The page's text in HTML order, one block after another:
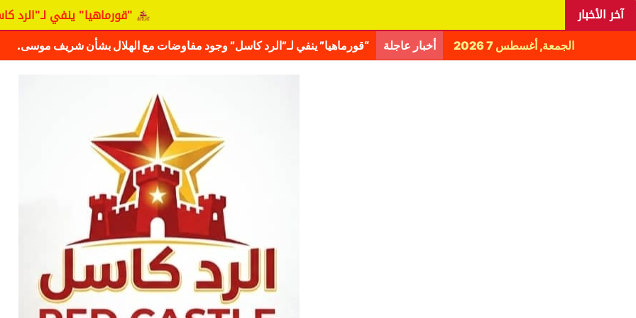
آخر الأخبار "قورماهيا" ينفي لـ"الرد
الجمعة, أغسطس 7 2026 أخبار عاجلة اليانغا يكشف حقيقة مفاوضات نجم المريخ